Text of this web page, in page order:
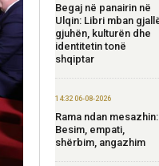
Begaj në panairin në
Ulqin: Libri mban
gjuhën, kulturën dhe
identitetin tonë
shqiptar
14:32 06-08-2026
Rama ndan mesazhin:
Besim, empati,
shërbim, angazhim